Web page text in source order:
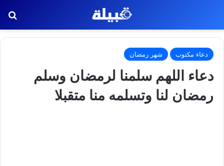
دعاء مكتوب شهر رمضان
دعاء اللهم سلمنا لرمضان وسلم
رمضان لنا وتسلمه منا متقبلا